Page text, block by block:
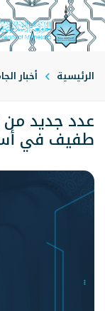
الرئيسية أخبار
عدد جديد من
طفيف في